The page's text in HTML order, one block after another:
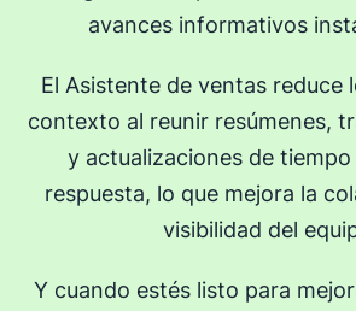
avances informativos
El Asistente de ventas reduce
contexto al reunir resúmenes,
y actualizaciones de tiempo
respuesta, lo que mejora la
visibilidad del
Y cuando estés listo para